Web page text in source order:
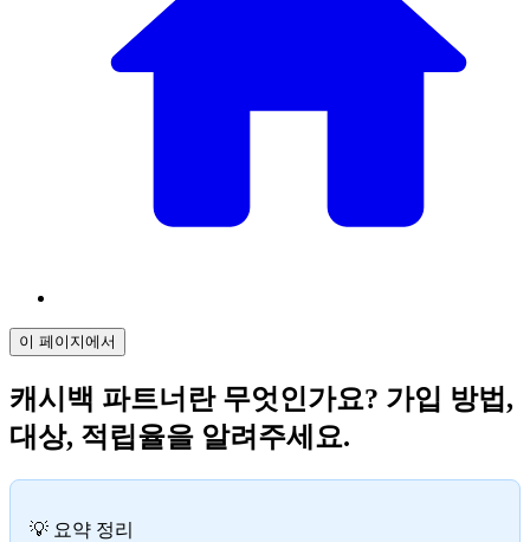
이 페이지에서
캐시백 파트너란 무엇인가요? 가입 방법,
대상, 적립율을 알려주세요.
💡 요약 정리